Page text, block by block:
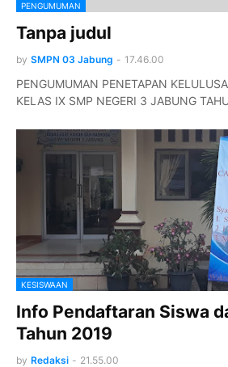
PENGUMUMAN
Tanpa judul
by SMPN 03 Jabung - 17.46.00
PENGUMUMAN PENETAPAN
KELAS IX SMP NEGERI 3 JABUNG
KESISWAAN
Info Pendaftaran Siswa
Tahun 2019
by Redaksi - 21.55.00